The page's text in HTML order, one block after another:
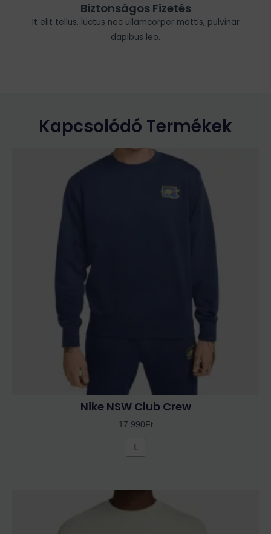
Biztonságos Fizetés
It elit tellus, luctus nec ullamcorper mattis, pulvinar
dapibus leo.
Kapcsolódó Termékek
Nike NSW Club Crew
17 990Ft
Ennek
terméknek
L
Ennek
a